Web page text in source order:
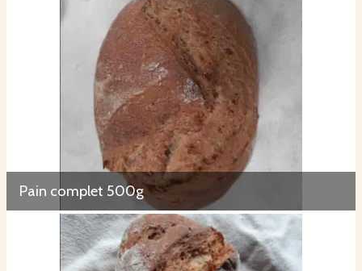
Pain complet 500g